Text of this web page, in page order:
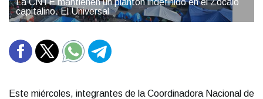
La CNTE mantienen un plantón indefinido en el Zócalo
capitalino. El Universal
Este miércoles, integrantes de la Coordinadora Nacional de